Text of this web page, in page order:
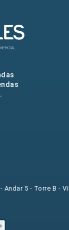
Andar 5 - Torre B -